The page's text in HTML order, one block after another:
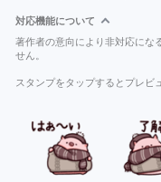
対応機能について
著作者の意向により非対応にな
せん。
スタンプをタップするとプレビ